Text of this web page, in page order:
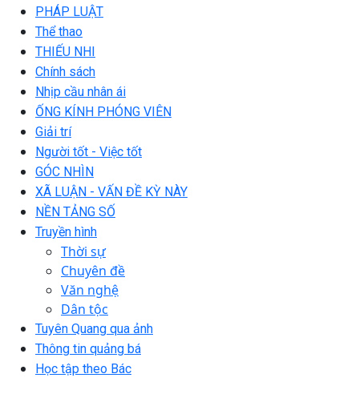
PHÁP LUẬT
Thể thao
THIẾU NHI
Chính sách
Nhịp cầu nhân ái
ỐNG KÍNH PHÓNG VIÊN
Giải trí
Người tốt - Việc tốt
GÓC NHÌN
XÃ LUẬN - VẤN ĐỀ KỲ NÀY
NỀN TẢNG SỐ
Truyền hình
Thời sự
Chuyên đề
Văn nghệ
Dân tộc
Tuyên Quang qua ảnh
Thông tin quảng bá
Học tập theo Bác